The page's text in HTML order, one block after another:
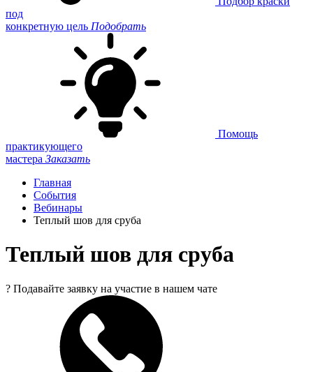
под
конкретную цель Подобрать
Помощь
практикующего
мастера Заказать
Главная
События
Вебинары
Теплый шов для сруба
Теплый шов для сруба
? Подавайте заявку на участие в нашем чате